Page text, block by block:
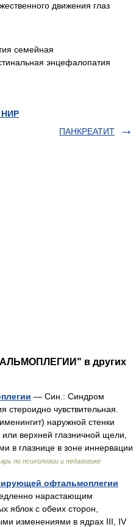
движения глаз
семейная
энцефалопатия
НИР
ПАНКРЕАТИТ
в других
— Син.: Синдром
чувствительная.
наружной стенки
верхней глазничной щели,
в глазнице в зоне иннервации
по психологии и педагогике
офтальмоплегии
нарастающим
яблок с обеих сторон,
изменениями в ядрах III, IV